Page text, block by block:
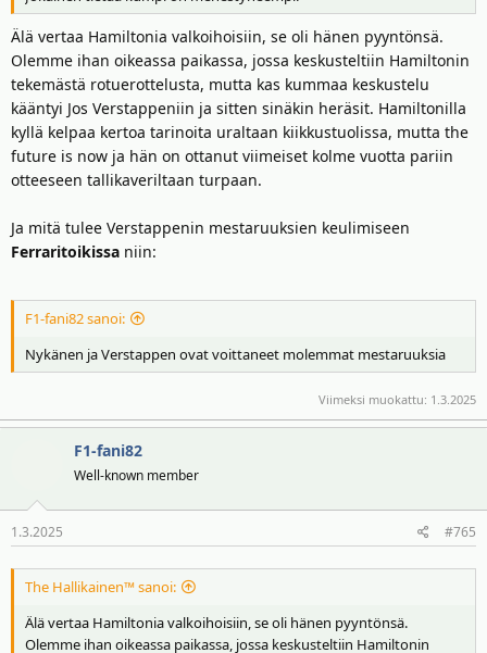
Älä vertaa Hamiltonia valkoihoisiin, se oli hänen pyyntönsä.
Olemme ihan oikeassa paikassa, jossa keskusteltiin Hamiltonin
tekemästä rotuerottelusta, mutta kas kummaa keskustelu
kääntyi Jos Verstappeniin ja sitten sinäkin heräsit. Hamiltonilla
kyllä kelpaa kertoa tarinoita uraltaan kiikkustuolissa, mutta the
future is now ja hän on ottanut viimeiset kolme vuotta pariin
otteeseen tallikaveriltaan turpaan.
Ja mitä tulee Verstappenin mestaruuksien keulimiseen
Ferraritoikissa niin:
F1-fani82 sanoi:
Nykänen ja Verstappen ovat voittaneet molemmat mestaruuksia
Viimeksi muokattu: 1.3.2025
F1-fani82
Well-known member
1.3.2025 #765
The Hallikainen™ sanoi:
Älä vertaa Hamiltonia valkoihoisiin, se oli hänen pyyntönsä.
Olemme ihan oikeassa paikassa, jossa keskusteltiin Hamiltonin